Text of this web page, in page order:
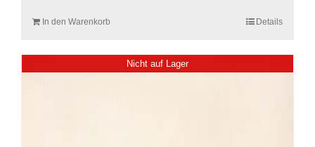
In den Warenkorb Details
Nicht auf Lager